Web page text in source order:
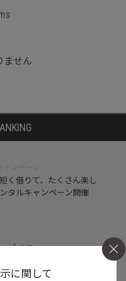
ません
ャンペーン
く借りて、たくさん楽し
タルキャンペーン開催
ト / 季節
オフィスルックに色の遊び心
LOOKBOOK
に関して